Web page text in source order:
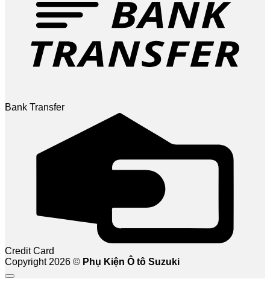
Bank Transfer
Credit Card
Copyright 2026 © Phụ Kiện Ô tô Suzuki